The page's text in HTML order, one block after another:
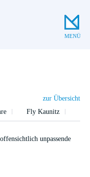
MENÜ
zur Übersicht
Fly Kaunitz
unpassende